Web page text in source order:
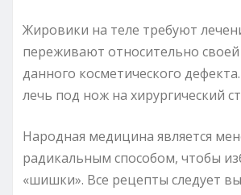
Жировики на теле требуют
переживают относительно своей
данного косметического
лечь под нож на хирургический
Народная медицина является
радикальным способом, чтобы
«шишки». Все рецепты следует